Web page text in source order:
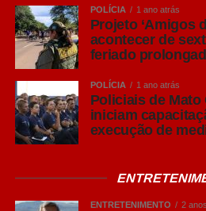
POLÍCIA 1 ano atrás
Projeto ‘Amigos
acontecer de
feriado
POLÍCIA 1 ano atrás
Policiais de Mato
iniciam
execução de
ENTRETENIMENTO 2